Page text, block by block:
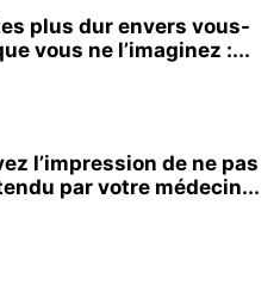
plus dur envers vous-
vous ne l’imaginez :...
l’impression de ne pas
par votre médecin...